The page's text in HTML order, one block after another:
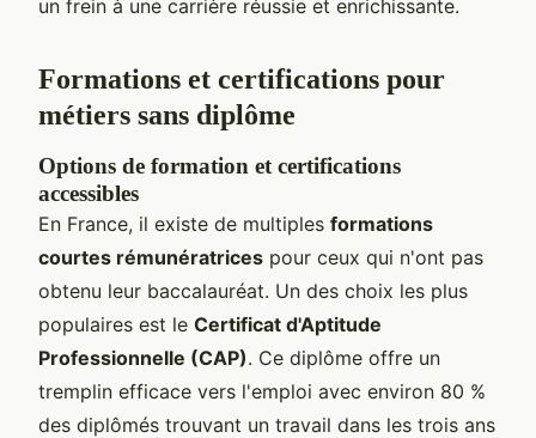
un frein à une carrière réussie et enrichissante.
Formations et certifications pour
métiers sans diplôme
Options de formation et certifications
accessibles
En France, il existe de multiples formations
courtes rémunératrices pour ceux qui n'ont pas
obtenu leur baccalauréat. Un des choix les plus
populaires est le Certificat d'Aptitude
Professionnelle (CAP). Ce diplôme offre un
tremplin efficace vers l'emploi avec environ 80 %
des diplômés trouvant un travail dans les trois ans